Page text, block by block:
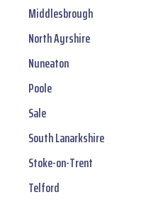
Middlesbrough
North Ayrshire
Nuneaton
Poole
Sale
South Lanarkshire
Stoke-on-Trent
Telford